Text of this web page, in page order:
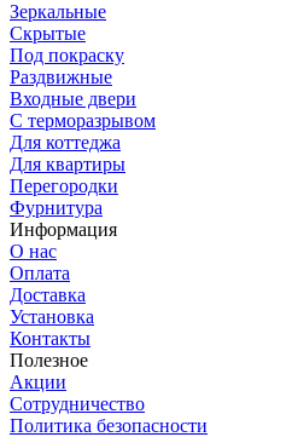
Зеркальные
Скрытые
Под покраску
Раздвижные
Входные двери
С терморазрывом
Для коттеджа
Для квартиры
Перегородки
Фурнитура
Информация
О нас
Оплата
Доставка
Установка
Контакты
Полезное
Акции
Сотрудничество
Политика безопасности